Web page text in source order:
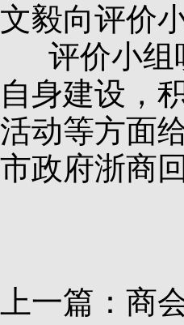
文毅向评价
评价小组
自身建设，
活动等方面
市政府浙商
上一篇： 商